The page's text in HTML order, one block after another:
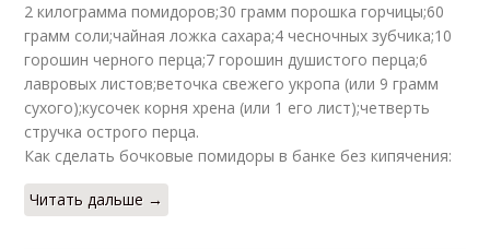
2 килограмма помидоров;30 грамм порошка горчицы;60
грамм соли;чайная ложка сахара;4 чесночных зубчика;10
горошин черного перца;7 горошин душистого перца;6
лавровых листов;веточка свежего укропа (или 9 грамм
сухого);кусочек корня хрена (или 1 его лист);четверть
стручка острого перца.
Как сделать бочковые помидоры в банке без кипячения:
Читать дальше →